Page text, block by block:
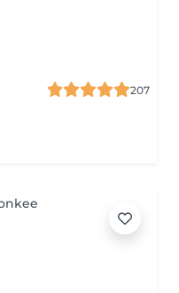
207